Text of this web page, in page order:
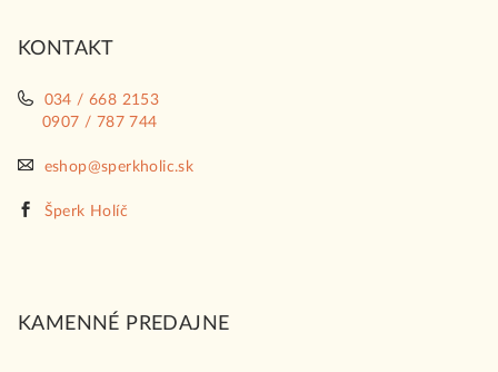
KONTAKT
034 / 668 2153
0907 / 787 744
eshop@sperkholic.sk
Šperk Holíč
KAMENNÉ PREDAJNE